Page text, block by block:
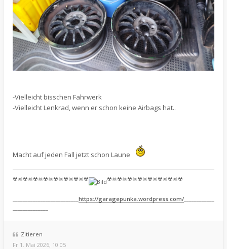
-Vielleicht bisschen Fahrwerk
-Vielleicht Lenkrad, wenn er schon keine Airbags hat..
Macht auf jeden Fall jetzt schon Laune
☢☠☢☠☢☠☢☠☢☠☢☠☢☠☢ ☢☠☢☠☢☠☢☠☢☠☢☠☢☠☢
https://garagepunka.wordpress.com/
Zitieren
Fr 1. Mai 2026, 10:05